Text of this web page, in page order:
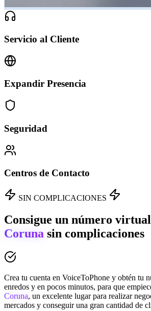
Servicio al Cliente
Expandir Presencia
Seguridad
Centros de Contacto
SIN COMPLICACIONES
Consigue un número
Coruna sin complicaciones
Crea tu cuenta en VoiceToPhone y obtén tu
enredos y en pocos minutos, para que
Coruna, un excelente lugar para realizar
mercados y conseguir una gran cantidad de